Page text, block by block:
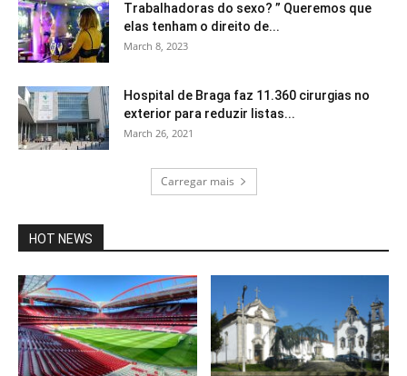
Trabalhadoras do sexo? ” Queremos que
elas tenham o direito de...
March 8, 2023
Hospital de Braga faz 11.360 cirurgias no
exterior para reduzir listas...
March 26, 2021
Carregar mais
HOT NEWS